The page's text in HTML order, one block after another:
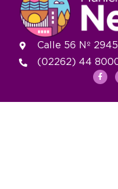
Calle 56 Nº 2945
(02262) 44